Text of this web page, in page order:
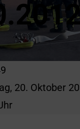
20. Oktober